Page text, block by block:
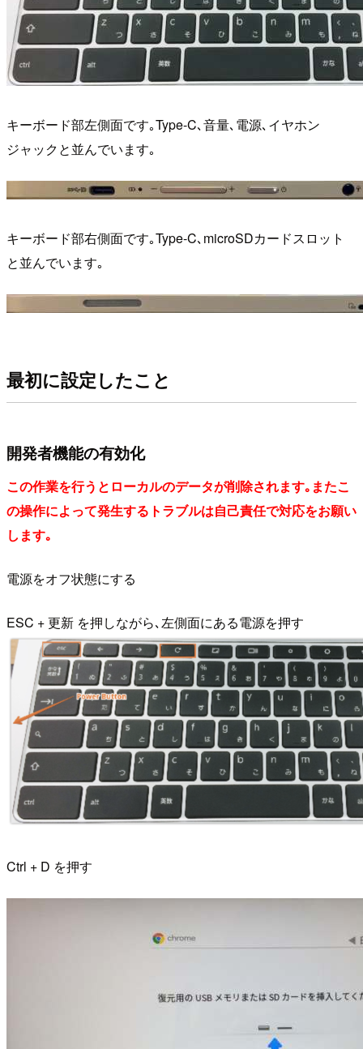
キーボード部左側面です｡Type-C､音量､電源､イヤホン
ジャックと並んでいます｡
キーボード部右側面です｡Type-C､microSDカードスロット
と並んでいます｡
最初に設定したこと
開発者機能の有効化
この作業を行うとローカルのデータが削除されます｡またこ
の操作によって発生するトラブルは自己責任で対応をお願い
します｡
電源をオフ状態にする
ESC + 更新 を押しながら､左側面にある電源を押す
Ctrl + D を押す